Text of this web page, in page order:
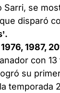
se
disparó
1987,
con 13
su
temporada